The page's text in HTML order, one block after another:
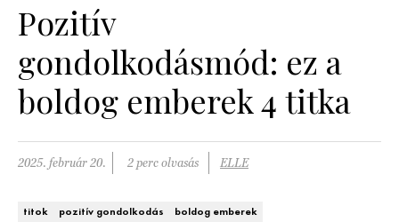
SZÉPSÉG
KULTÚRA
ÉLETMÓD
PÁRKAPCSOLAT
Pozitív
gondolkodásmód: ez a
boldog emberek 4 titka
2025. február 20. 2 perc olvasás ELLE
titok pozitív gondolkodás boldog emberek